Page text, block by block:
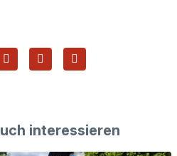
interessieren